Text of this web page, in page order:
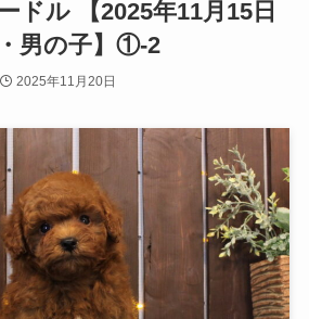
ドル 【2025年11月15日
男の子】①-2
2025年11月20日